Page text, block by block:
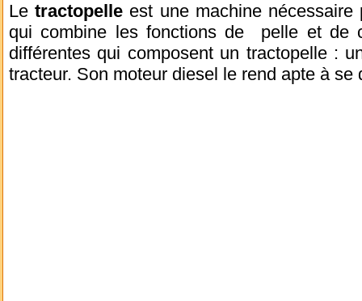
Le tractopelle est une machine nécessaire
qui combine les fonctions de pelle et de
différentes qui composent un tractopelle :
tracteur. Son moteur diesel le rend apte à